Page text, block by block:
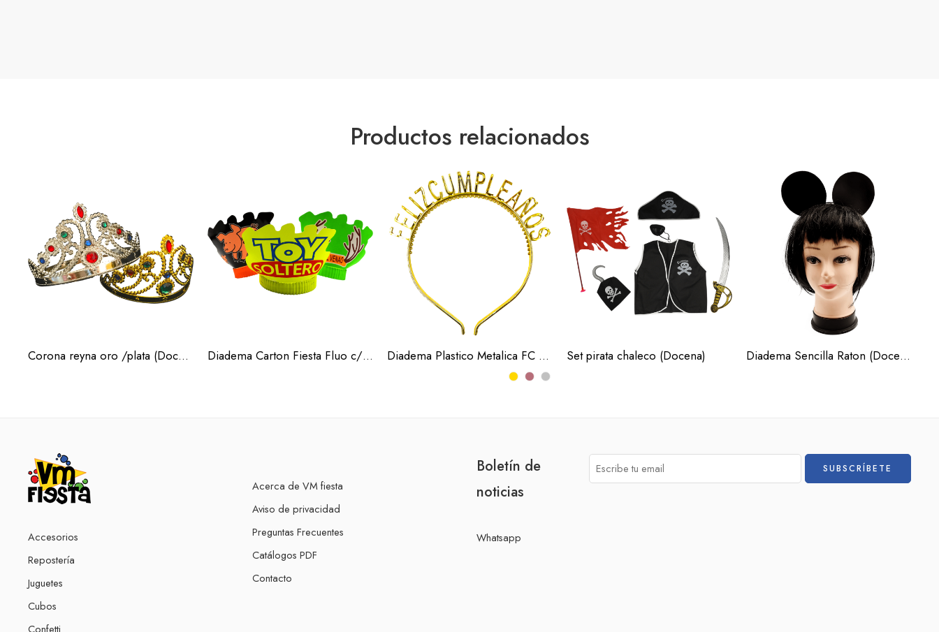
Productos relacionados
Corona reyna oro /plata (Docena) Diadema Carton Fiesta Fluo c/12 (Docena) Diadema Plastico Metalica FC 3 Colores (Docena)
Oro Rosa
Set pirata chaleco (Docena) Diadema Sencilla Raton (Docena)
Accesorios
Repostería
Juguetes
Cubos
Confetti
Acerca de VM fiesta
Aviso de privacidad
Preguntas Frecuentes
Catálogos PDF
Contacto
Boletín de
noticias
Whatsapp